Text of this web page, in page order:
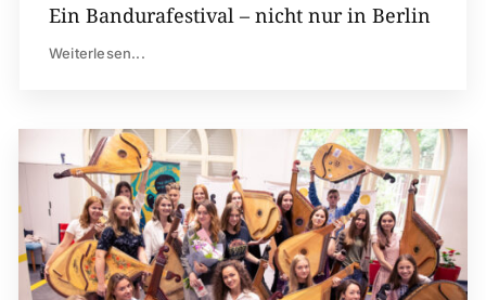
Ein Bandurafestival – nicht nur in Berlin
Weiterlesen...